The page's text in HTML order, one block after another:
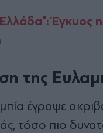
Έγκυος η
της
έγραψε
τόσο πιο